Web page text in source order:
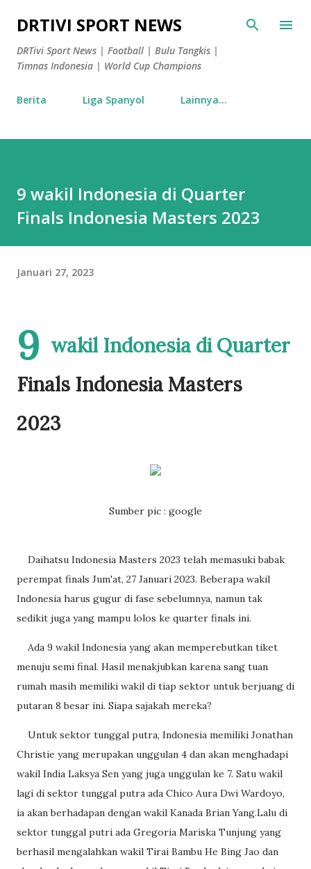
Langsung ke konten utama
DRTIVI SPORT NEWS
DRTivi Sport News | Football | Bulu Tangkis |
Timnas Indonesia | World Cup Champions
Berita Liga Spanyol Lainnya…
9 wakil Indonesia di Quarter
Finals Indonesia Masters 2023
Januari 27, 2023
9 wakil Indonesia di Quarter
Finals Indonesia Masters
2023
Sumber pic : google
Daihatsu Indonesia Masters 2023 telah memasuki babak
perempat finals Jum'at, 27 Januari 2023. Beberapa wakil
Indonesia harus gugur di fase sebelumnya, namun tak
sedikit juga yang mampu lolos ke quarter finals ini.
Ada 9 wakil Indonesia yang akan memperebutkan tiket
menuju semi final. Hasil menakjubkan karena sang tuan
rumah masih memiliki wakil di tiap sektor untuk berjuang di
putaran 8 besar ini. Siapa sajakah mereka?
Untuk sektor tunggal putra, Indonesia memiliki Jonathan
Christie yang merupakan unggulan 4 dan akan menghadapi
wakil India Laksya Sen yang juga unggulan ke 7. Satu wakil
lagi di sektor tunggal putra ada Chico Aura Dwi Wardoyo,
ia akan berhadapan dengan wakil Kanada Brian Yang.Lalu di
sektor tunggal putri ada Gregoria Mariska Tunjung yang
berhasil mengalahkan wakil Tirai Bambu He Bing Jao dan